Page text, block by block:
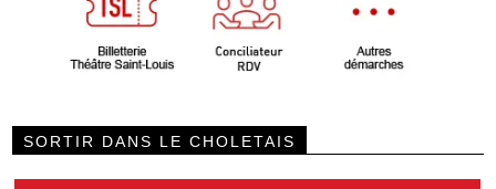
SORTIR DANS LE CHOLETAIS